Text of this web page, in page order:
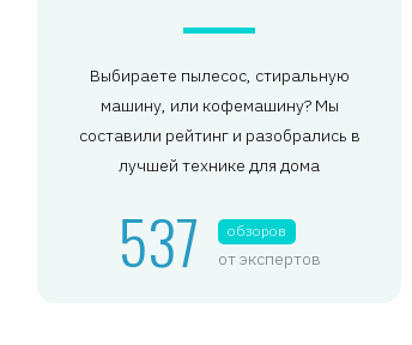
Выбираете пылесос, стиральную
машину, или кофемашину? Мы
составили рейтинг и разобрались в
лучшей технике для дома
537 обзоров
от экспертов